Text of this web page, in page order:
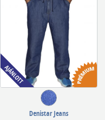
Denistar Jeans